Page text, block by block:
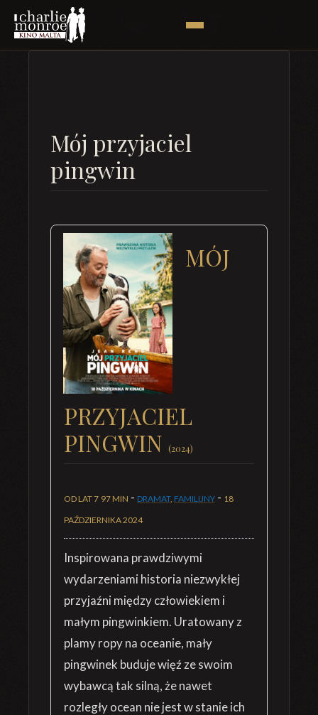
Mój przyjaciel
pingwin
MÓJ
PRZYJACIEL
PINGWIN (2024)
OD LAT 7 97 MIN - DRAMAT, FAMILIJNY - 18
PAŹDZIERNIKA 2024
Inspirowana prawdziwymi
wydarzeniami historia niezwykłej
przyjaźni między człowiekiem i
małym pingwinkiem. Uratowany z
plamy ropy na oceanie, mały
pingwinek buduje więź ze swoim
wybawcą tak silną, że nawet
rozległy ocean nie jest w stanie ich